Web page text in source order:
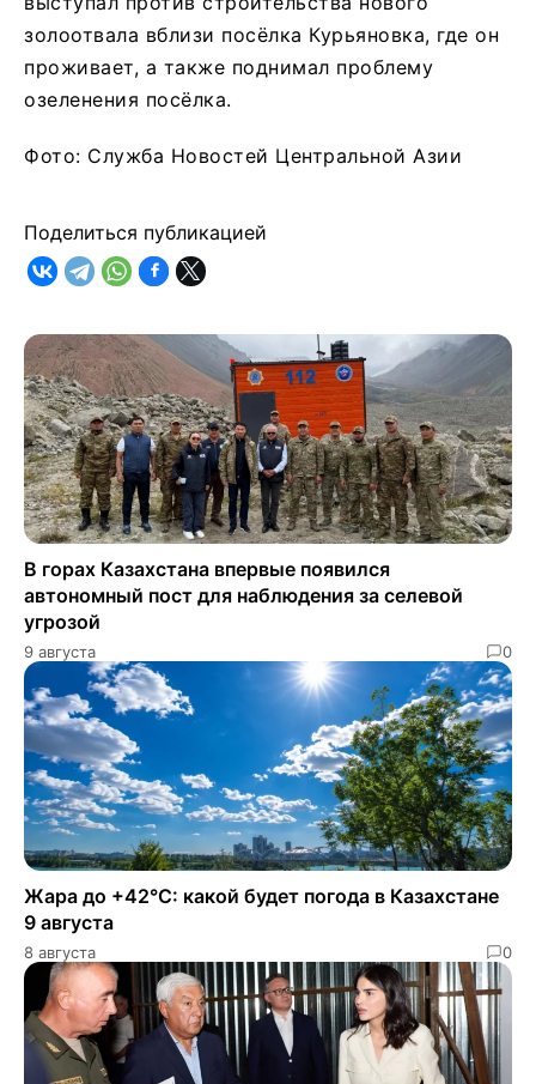
золоотвала вблизи посёлка Курьяновка, где он
проживает, а также поднимал проблему
озеленения посёлка.
Фото: Служба Новостей Центральной Азии
Поделиться публикацией
В горах Казахстана впервые появился
автономный пост для наблюдения за селевой
угрозой
9 августа 0
Жара до +42°C: какой будет погода в Казахстане
9 августа
8 августа 0